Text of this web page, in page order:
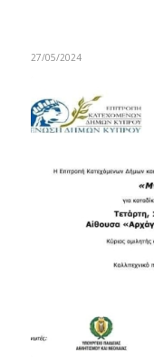
27/05/2024